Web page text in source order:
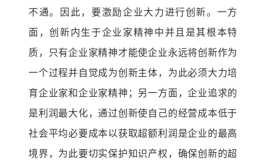
不通。因此，要激励企业大力进行创新。一方
面，创新内生于企业家精神中并且是其根本特
质，只有企业家精神才能使企业永远将创新作为
一个过程并自觉成为创新主体，为此必须大力培
育企业家和企业家精神；另一方面，企业追求的
是利润最大化，通过创新使自己的经营成本低于
社会平均必要成本以获取超额利润是企业的最高
境界，为此要切实保护知识产权，确保创新的超